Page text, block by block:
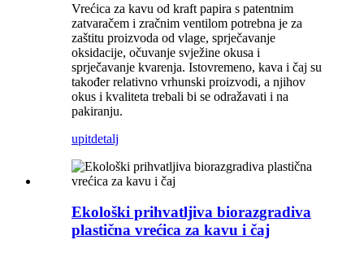
Vrećica za kavu od kraft papira s patentnim
zatvaračem i zračnim ventilom potrebna je za
zaštitu proizvoda od vlage, sprječavanje
oksidacije, očuvanje svježine okusa i
sprječavanje kvarenja. Istovremeno, kava i čaj su
također relativno vrhunski proizvodi, a njihov
okus i kvaliteta trebali bi se odražavati i na
pakiranju.
upitdetalj
Ekološki prihvatljiva biorazgradiva
plastična vrećica za kavu i čaj